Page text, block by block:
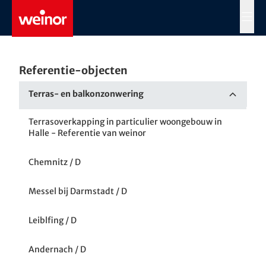
Skip to main content
Referentie-objecten
Terras- en balkonzonwering
Terrasoverkapping in particulier woongebouw in
Halle - Referentie van weinor
Chemnitz / D
Messel bij Darmstadt / D
Leiblfing / D
Andernach / D